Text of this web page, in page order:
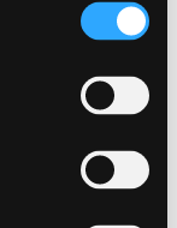
8
0